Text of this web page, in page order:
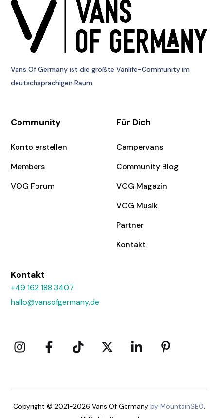
Vans Of Germany ist die größte Vanlife-Community im
deutschsprachigen Raum.
Community
Konto erstellen
Members
VOG Forum
Für Dich
Campervans
Community Blog
VOG Magazin
VOG Musik
Partner
Kontakt
Kontakt
+49 162 188 3407
hallo@vansofgermany.de
Copyright © 2021-2026 Vans Of Germany by MountainSEO.